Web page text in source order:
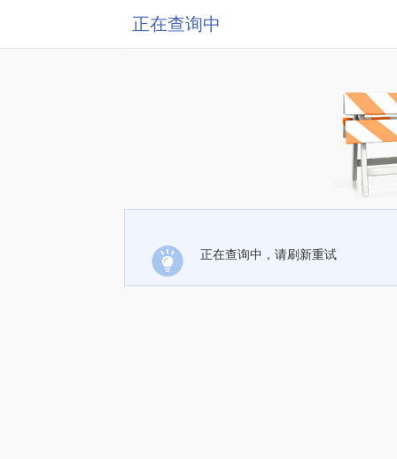
正在查询中
正在查询中，请刷新重试